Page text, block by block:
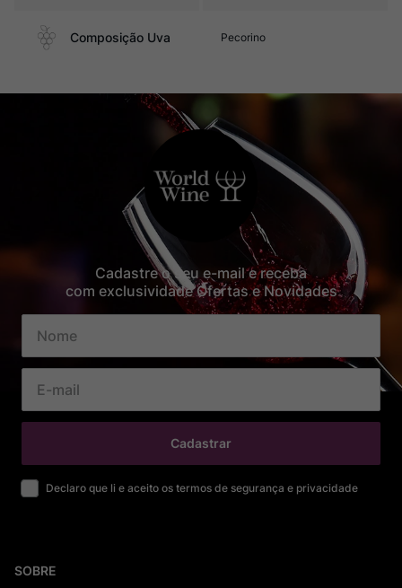
Composição Uva Pecorino
Cadastre o seu e-mail e receba
com exclusividade Ofertas e Novidades
Cadastrar
Declaro que li e aceito os termos de segurança e privacidade
SOBRE